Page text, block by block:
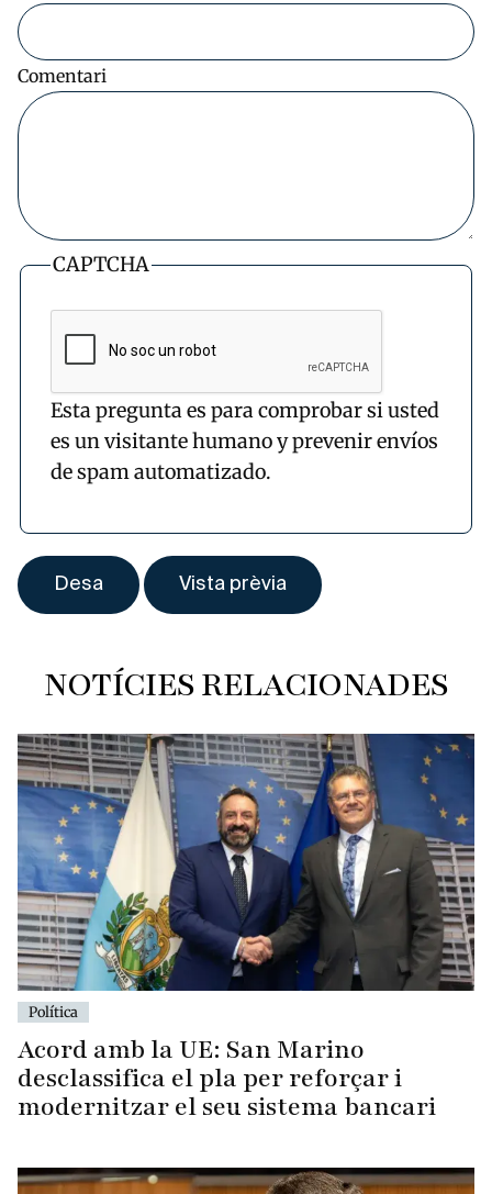
Comentari
CAPTCHA
Esta pregunta es para comprobar si usted
es un visitante humano y prevenir envíos
de spam automatizado.
Política
Acord amb la UE: San Marino
desclassifica el pla per reforçar i
modernitzar el seu sistema bancari